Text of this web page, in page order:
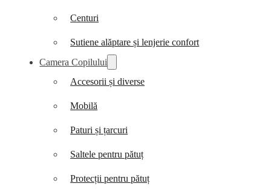
Centuri
Sutiene alăptare și lenjerie confort
Camera Copilului
Accesorii și diverse
Mobilă
Paturi și țarcuri
Saltele pentru pătuț
Protecții pentru pătuț